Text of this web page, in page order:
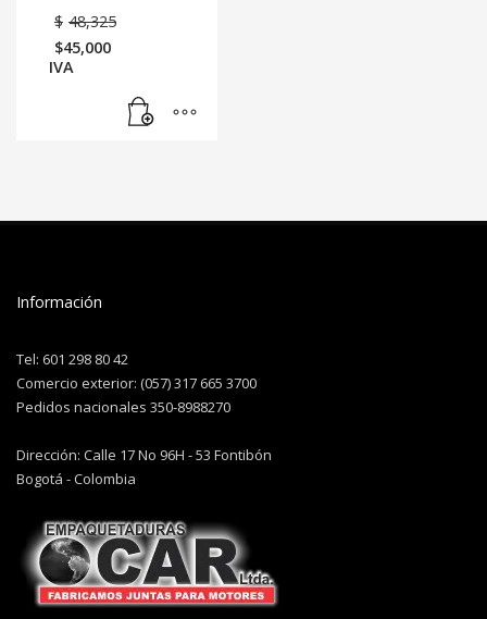
$ 48,325
$45,000
IVA
Información
Tel: 601 298 80 42
Comercio exterior: (057) 317 665 3700
Pedidos nacionales 350-8988270
Dirección: Calle 17 No 96H - 53 Fontibón
Bogotá - Colombia